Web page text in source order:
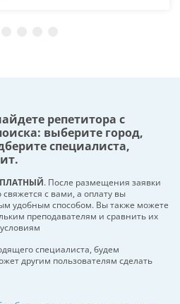
репетитора с
выберите город,
специалиста,
. После размещения заявки
с вами, а оплату вы
удобным способом. Вы также можете
преподавателям и сравнить их
специалиста, будем
другим пользователям сделать